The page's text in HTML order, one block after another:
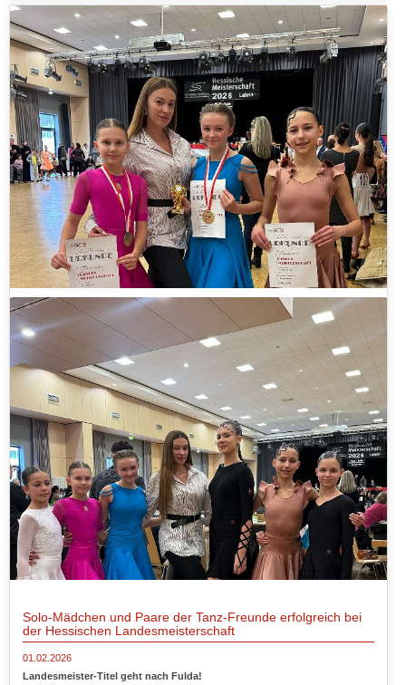
Solo-Mädchen und Paare der Tanz-Freunde erfolgreich bei
der Hessischen Landesmeisterschaft
01.02.2026
Landesmeister-Titel geht nach Fulda!